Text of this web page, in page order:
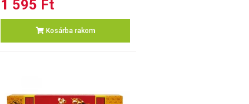
1 595 Ft
Kosárba rakom